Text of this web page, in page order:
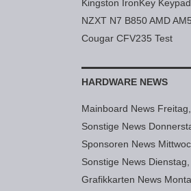
Kingston IronKey
NZXT N7 B850 AMD
Cougar CFV235 Test
HARDWARE NEWS
Mainboard News
Sonstige News
Sponsoren News
Sonstige News
Grafikkarten News